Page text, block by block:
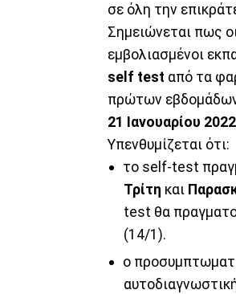
σε όλη την
Σημειώνεται πως
εμβολιασμένοι
self test από τα
πρώτων εβδομάδων
21 Ιανουαρίου
Υπενθυμίζεται ότι:
το self-test
Τρίτη και
test θα
(14/1).
ο